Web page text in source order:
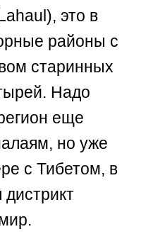
это в
районы с
старинных
Надо
еще
но уже
с Тибетом, в
дистрикт